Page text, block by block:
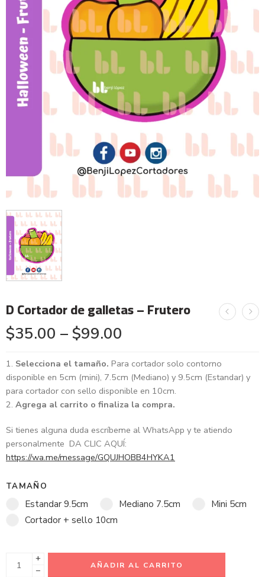
D Cortador de galletas – Frutero
$35.00 – $99.00
Selecciona el tamaño. Para cortador solo contorno
disponible en 5cm (mini), 7.5cm (Mediano) y 9.5cm (Estandar) y
para cortador con sello disponible en 10cm.
Agrega al carrito o finaliza la compra.
Si tienes alguna duda escríbeme al WhatsApp y te atiendo
personalmente DA CLIC AQUÍ:
https://wa.me/message/GQUJHOBB4HYKA1
TAMAÑO
Estandar 9.5cm Mediano 7.5cm
Mini 5cm
Cortador + sello 10cm
+
−
AÑADIR AL CARRITO